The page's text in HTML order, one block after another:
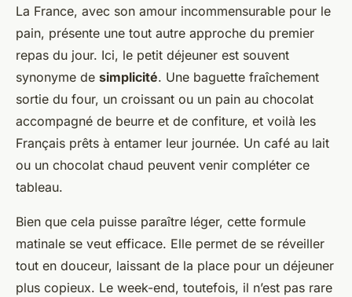
La France, avec son amour incommensurable pour le
pain, présente une tout autre approche du premier
repas du jour. Ici, le petit déjeuner est souvent
synonyme de simplicité. Une baguette fraîchement
sortie du four, un croissant ou un pain au chocolat
accompagné de beurre et de confiture, et voilà les
Français prêts à entamer leur journée. Un café au lait
ou un chocolat chaud peuvent venir compléter ce
tableau.
Bien que cela puisse paraître léger, cette formule
matinale se veut efficace. Elle permet de se réveiller
tout en douceur, laissant de la place pour un déjeuner
plus copieux. Le week-end, toutefois, il n’est pas rare